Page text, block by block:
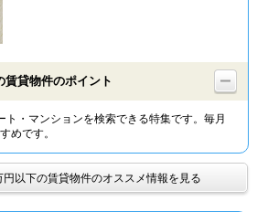
物件特集から
TOP
賃貸物件のポイント
ト・マンションを検索できる特集です。毎月
めです。
以下の賃貸物件のオススメ情報を見る